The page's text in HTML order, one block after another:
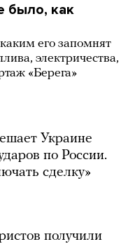
было, как
его запомнят
электричества,
«Берега»
Украине
по России.
сделку»
получили